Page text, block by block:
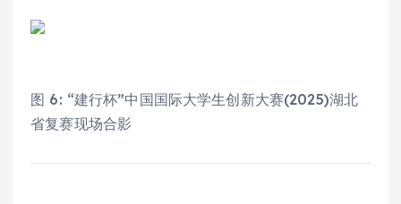
图 6: “建行杯”中国国际大学生创新大赛(2025)湖北
省复赛现场合影